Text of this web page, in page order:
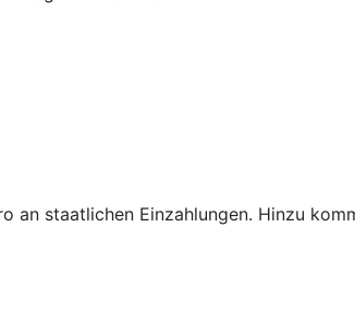
an staatlichen Einzahlungen. Hinzu